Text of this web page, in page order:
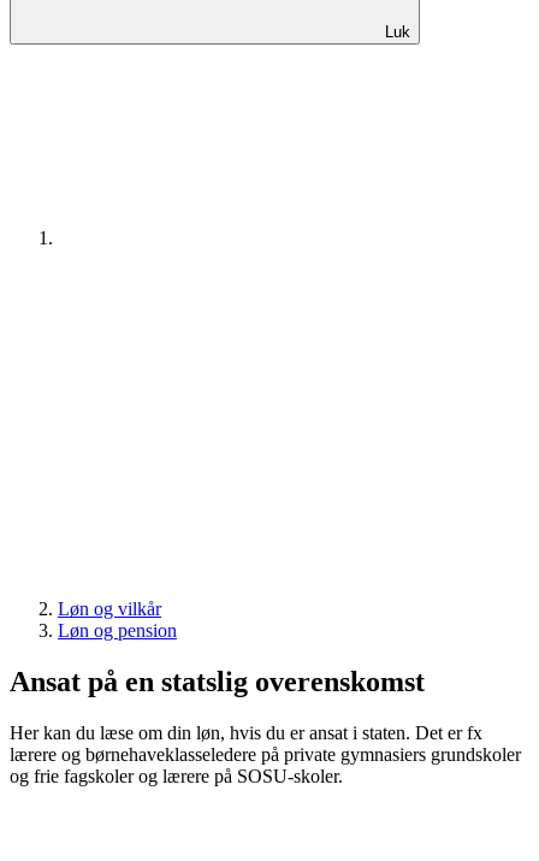
Luk
Løn og vilkår
Løn og pension
Ansat på en statslig overenskomst
Her kan du læse om din løn, hvis du er ansat i staten. Det er fx
lærere og børnehaveklasseledere på private gymnasiers grundskoler
og frie fagskoler og lærere på SOSU-skoler.